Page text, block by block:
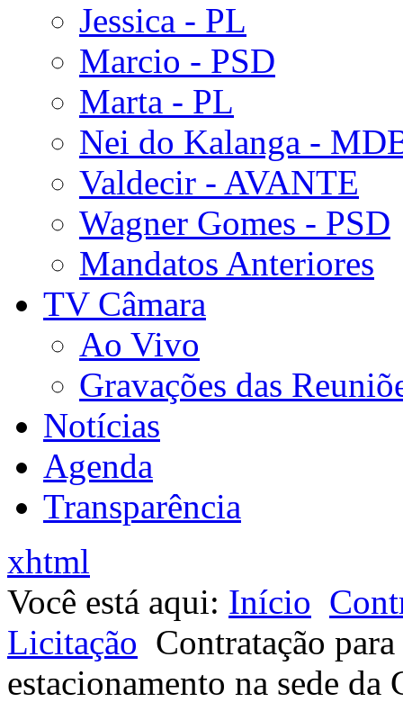
Jessica - PL
Marcio - PSD
Marta - PL
Nei do Kalanga -
Valdecir - AVANTE
Wagner Gomes - PSD
Mandatos Anteriores
TV Câmara
Ao Vivo
Gravações das
Notícias
Agenda
Transparência
xhtml
Você está aqui: Início
Licitação Contratação
estacionamento na sede